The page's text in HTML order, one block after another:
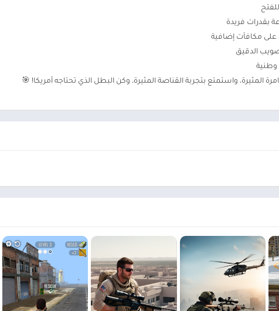
بقدرات فريدة
على مكافآت إضافية
الدقيق
المثيرة، واستمتع بتجربة القناصة المثيرة، وكن البطل الذي تحتاجه أمريكا! 🎯